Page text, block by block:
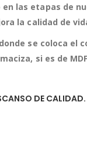
las etapas de
la calidad de
se coloca
si es de
DE CALIDAD.